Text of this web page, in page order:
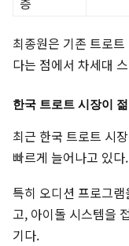
최종원은 기존 트로
다는 점에서 차세대
한국 트로트 시장이
최근 한국 트로트 시
빠르게 늘어나고 있다.
특히 오디션 프로그
고, 아이돌 시스템을
기다.